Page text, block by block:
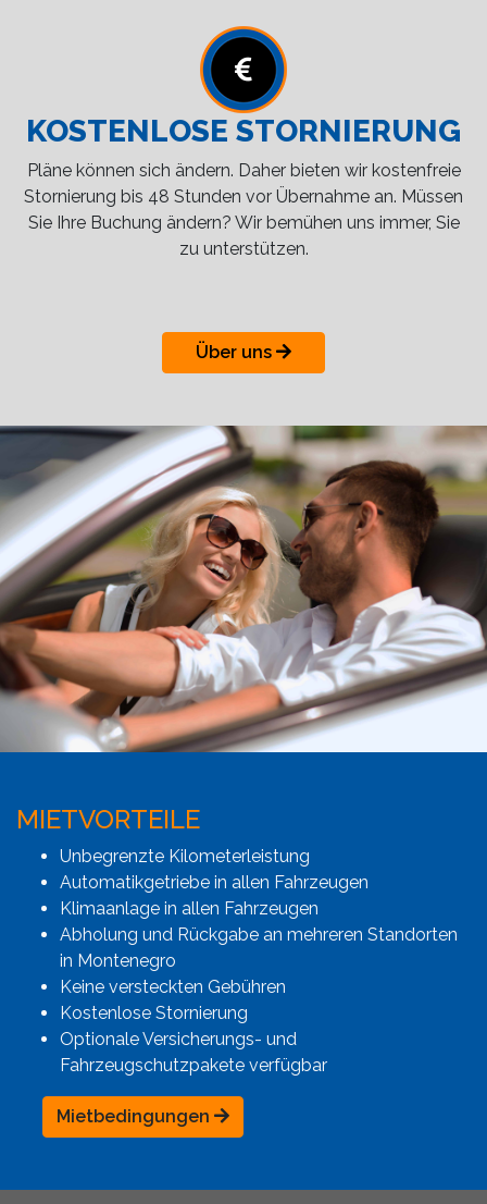
KOSTENLOSE STORNIERUNG
Pläne können sich ändern. Daher bieten wir kostenfreie
Stornierung bis 48 Stunden vor Übernahme an. Müssen
Sie Ihre Buchung ändern? Wir bemühen uns immer, Sie
zu unterstützen.
Über uns
MIETVORTEILE
Unbegrenzte Kilometerleistung
Automatikgetriebe in allen Fahrzeugen
Klimaanlage in allen Fahrzeugen
Abholung und Rückgabe an mehreren Standorten
in Montenegro
Keine versteckten Gebühren
Kostenlose Stornierung
Optionale Versicherungs- und
Fahrzeugschutzpakete verfügbar
Mietbedingungen